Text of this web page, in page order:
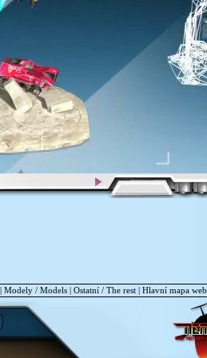
Modely / Models| Ostatní / The rest| Hlavní mapa